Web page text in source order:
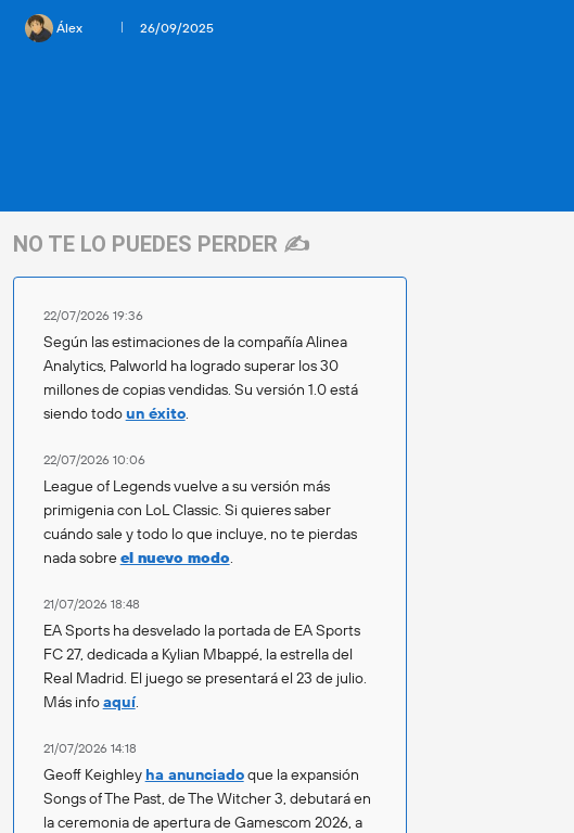
Álex 26/09/2025
NO TE LO PUEDES PERDER ✍️
22/07/2026 19:36
Según las estimaciones de la compañía Alinea
Analytics, Palworld ha logrado superar los 30
millones de copias vendidas. Su versión 1.0 está
siendo todoun éxito.
22/07/2026 10:06
League of Legends vuelve a su versión más
primigenia con LoL Classic. Si quieres saber
cuándo sale y todo lo que incluye, no te pierdas
nada sobreel nuevo modo.
21/07/2026 18:48
EA Sports ha desvelado la portada de EA Sports
FC 27, dedicada a Kylian Mbappé, la estrella del
Real Madrid. El juego se presentará el 23 de julio.
Más infoaquí.
21/07/2026 14:18
Geoff Keighley ha anunciadoque la expansión
Songs of The Past, de The Witcher 3, debutará en
la ceremonia de apertura de Gamescom 2026, a